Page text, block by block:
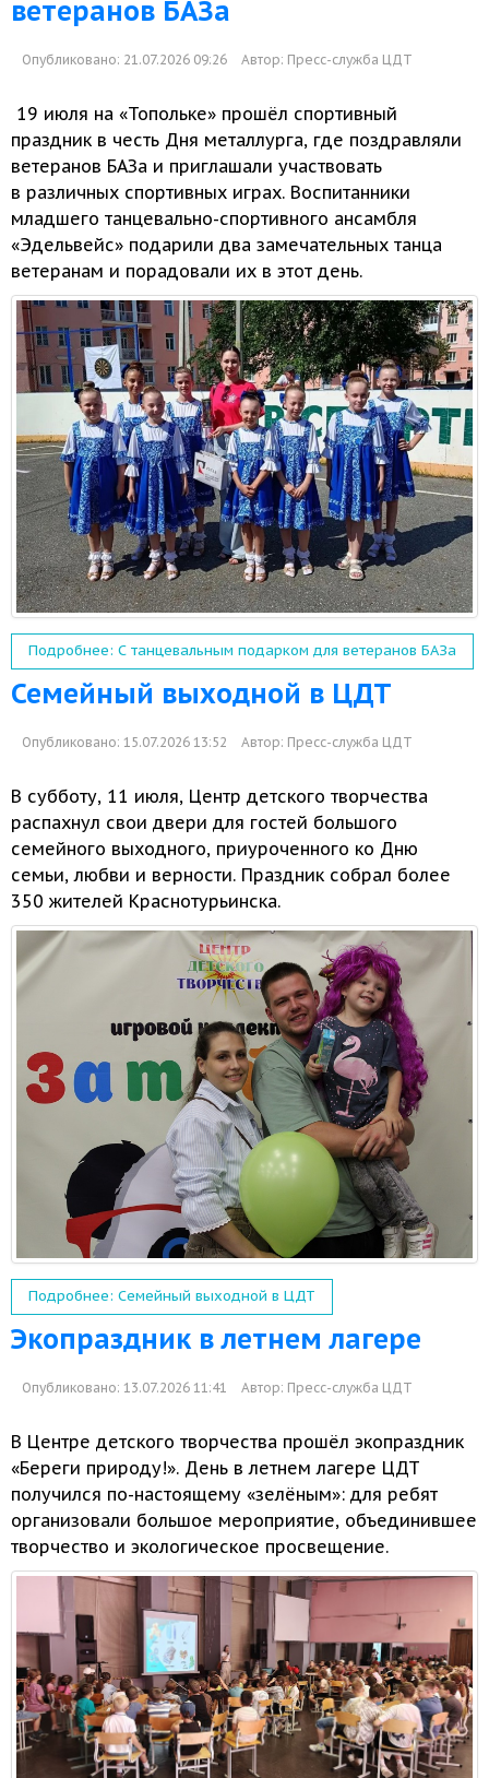
ветеранов БАЗа
Опубликовано: 21.07.2026 09:26 Автор: Пресс-служба ЦДТ
19 июля на «Топольке» прошёл спортивный
праздник в честь Дня металлурга, где поздравляли
ветеранов БАЗа и приглашали участвовать
в различных спортивных играх. Воспитанники
младшего танцевально-спортивного ансамбля
«Эдельвейс» подарили два замечательных танца
ветеранам и порадовали их в этот день.
Подробнее: С танцевальным подарком для ветеранов БАЗа
Семейный выходной в ЦДТ
Опубликовано: 15.07.2026 13:52 Автор: Пресс-служба ЦДТ
В субботу, 11 июля, Центр детского творчества
распахнул свои двери для гостей большого
семейного выходного, приуроченного ко Дню
семьи, любви и верности. Праздник собрал более
350 жителей Краснотурьинска.
Подробнее: Семейный выходной в ЦДТ
Экопраздник в летнем лагере
Опубликовано: 13.07.2026 11:41 Автор: Пресс-служба ЦДТ
В Центре детского творчества прошёл экопраздник
«Береги природу!». День в летнем лагере ЦДТ
получился по-настоящему «зелёным»: для ребят
организовали большое мероприятие, объединившее
творчество и экологическое просвещение.